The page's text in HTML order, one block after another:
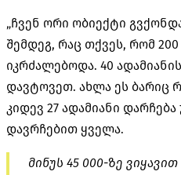
„ჩვენ ორი ობიექტი
შემდეგ, რაც თქვეს, რომ
იკრძალებოდა. 40
დავტოვეთ. ახლა ეს ბარიც
კიდევ 27 ადამიანი
დავრჩებით ყველა.
მინუს 45 000-ზე